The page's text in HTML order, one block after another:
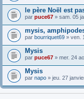
le père Noël est
par puce67 » sam. 05
mysis,
par bourriquet69 » ven.
Mysis
par puce67 » mer. 24
Mysis
par napo » jeu. 27